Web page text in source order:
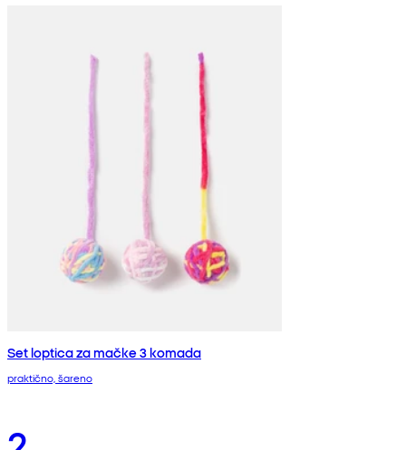
Set loptica za mačke 3 komada
praktično, šareno